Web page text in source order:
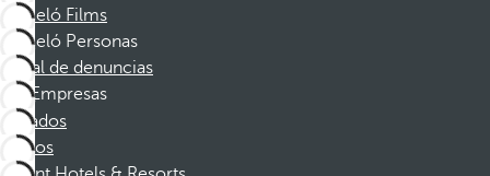
Barceló Films
Barceló Personas
Canal de denuncias
Empresas
Afiliados
Socios